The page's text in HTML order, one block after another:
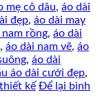
mẹ cô dâu, áo dài
đẹp, áo dài may
nam rồng, áo dài
, áo dài nam vẽ, áo
, áo dài
áo dài cưới đẹp,
kế Để lại bình